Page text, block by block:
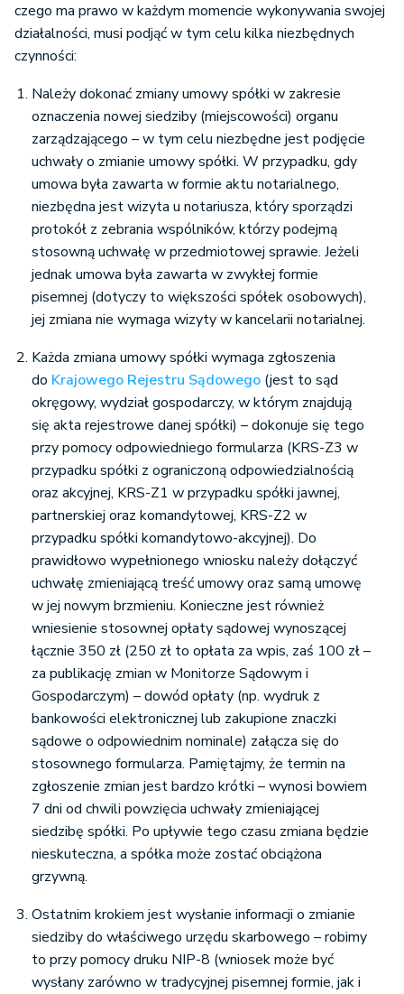
czego ma prawo w każdym momencie wykonywania swojej
działalności, musi podjąć w tym celu kilka niezbędnych
czynności:
Należy dokonać zmiany umowy spółki w zakresie
oznaczenia nowej siedziby (miejscowości) organu
zarządzającego – w tym celu niezbędne jest podjęcie
uchwały o zmianie umowy spółki. W przypadku, gdy
umowa była zawarta w formie aktu notarialnego,
niezbędna jest wizyta u notariusza, który sporządzi
protokół z zebrania wspólników, którzy podejmą
stosowną uchwałę w przedmiotowej sprawie. Jeżeli
jednak umowa była zawarta w zwykłej formie
pisemnej (dotyczy to większości spółek osobowych),
jej zmiana nie wymaga wizyty w kancelarii notarialnej.
Każda zmiana umowy spółki wymaga zgłoszenia
do Krajowego Rejestru Sądowego (jest to sąd
okręgowy, wydział gospodarczy, w którym znajdują
się akta rejestrowe danej spółki) – dokonuje się tego
przy pomocy odpowiedniego formularza (KRS-Z3 w
przypadku spółki z ograniczoną odpowiedzialnością
oraz akcyjnej, KRS-Z1 w przypadku spółki jawnej,
partnerskiej oraz komandytowej, KRS-Z2 w
przypadku spółki komandytowo-akcyjnej). Do
prawidłowo wypełnionego wniosku należy dołączyć
uchwałę zmieniającą treść umowy oraz samą umowę
w jej nowym brzmieniu. Konieczne jest również
wniesienie stosownej opłaty sądowej wynoszącej
łącznie 350 zł (250 zł to opłata za wpis, zaś 100 zł –
za publikację zmian w Monitorze Sądowym i
Gospodarczym) – dowód opłaty (np. wydruk z
bankowości elektronicznej lub zakupione znaczki
sądowe o odpowiednim nominale) załącza się do
stosownego formularza. Pamiętajmy, że termin na
zgłoszenie zmian jest bardzo krótki – wynosi bowiem
7 dni od chwili powzięcia uchwały zmieniającej
siedzibę spółki. Po upływie tego czasu zmiana będzie
nieskuteczna, a spółka może zostać obciążona
grzywną.
Ostatnim krokiem jest wysłanie informacji o zmianie
siedziby do właściwego urzędu skarbowego – robimy
to przy pomocy druku NIP-8 (wniosek może być
wysłany zarówno w tradycyjnej pisemnej formie, jak i